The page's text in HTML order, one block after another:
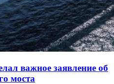
важное заявление об
моста